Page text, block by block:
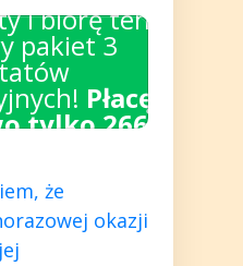
i biorę ten
pakiet 3
Płacę
tylko 266
że
okazji